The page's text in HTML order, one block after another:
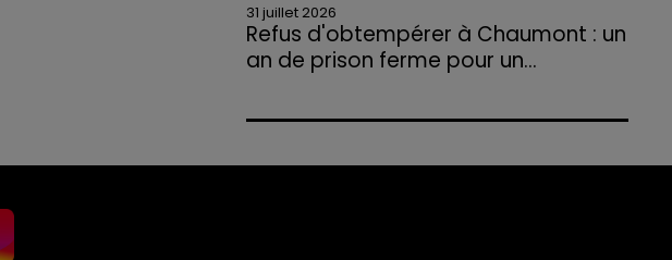
31 juillet 2026
Refus d'obtempérer à Chaumont : un
an de prison ferme pour un...
l'annulation de son permis et la confiscation